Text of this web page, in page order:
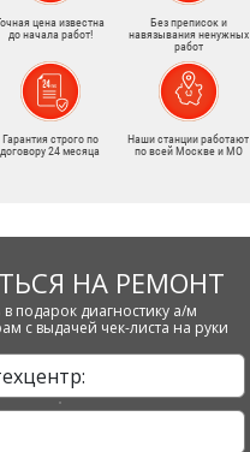
цена известна
до начала работ!
Без преписок и
навязывания ненужных
работ
Гарантия строго по
договору 24 месяца
Наши станции работают
по всей Москве и МО
НА РЕМОНТ
в подарок диагностику а/м
с выдачей чек-листа на руки